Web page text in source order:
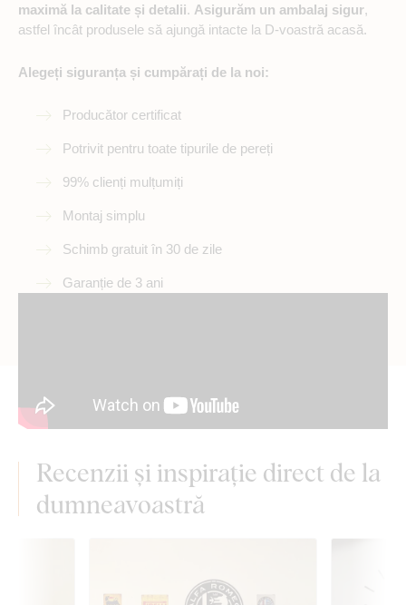
maximă la calitate și detalii. Asigurăm un ambalaj sigur,
astfel încât produsele să ajungă intacte la D-voastră acasă.
Alegeți siguranța și cumpărați de la noi:
Producător certificat
Potrivit pentru toate tipurile de pereți
99% clienți mulțumiți
Montaj simplu
Schimb gratuit în 30 de zile
Garanție de 3 ani
Recenzii și inspirație direct de la
dumneavoastră